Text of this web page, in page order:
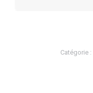
Catégorie :